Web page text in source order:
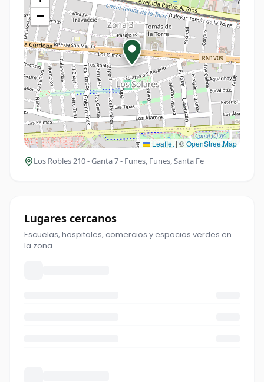
−
Leaflet | ©OpenStreetMap
Los Robles 210 - Garita 7 - Funes, Funes, Santa Fe
Lugares cercanos
Escuelas, hospitales, comercios y espacios verdes en
la zona